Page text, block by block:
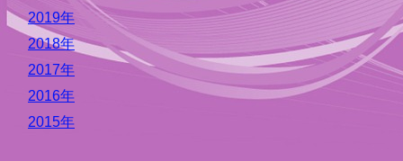
2019年
2018年
2017年
2016年
2015年